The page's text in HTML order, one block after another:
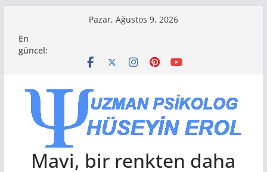
content
Pazar, Ağustos 9, 2026
En
güncel:
Mavi, bir renkten daha